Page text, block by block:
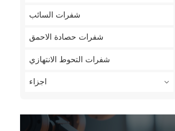
شفرات السائب
شفرات حصادة الاحمق
شفرات التحوط الانتهازي
اجزاء